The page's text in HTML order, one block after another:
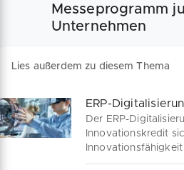
Messeprogramm
Unternehmen
Lies außerdem zu diesem Thema
Der ERP-
Innovationskredit
mittelständischer